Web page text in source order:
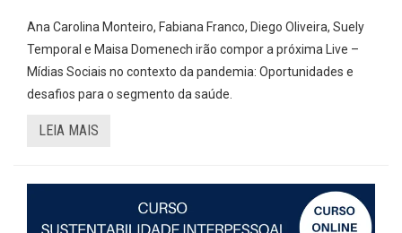
Ana Carolina Monteiro, Fabiana Franco, Diego Oliveira, Suely
Temporal e Maisa Domenech irão compor a próxima Live –
Mídias Sociais no contexto da pandemia: Oportunidades e
desafios para o segmento da saúde.
LEIA MAIS